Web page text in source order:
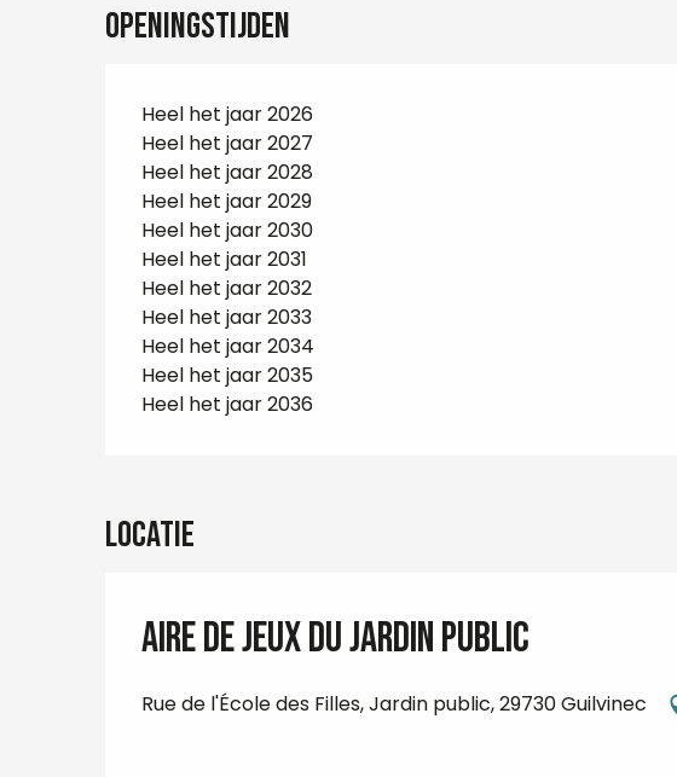
Openingstijden
Heel het jaar 2026
Heel het jaar 2027
Heel het jaar 2028
Heel het jaar 2029
Heel het jaar 2030
Heel het jaar 2031
Heel het jaar 2032
Heel het jaar 2033
Heel het jaar 2034
Heel het jaar 2035
Heel het jaar 2036
Locatie
Aire de jeux du Jardin public
Rue de l'École des Filles, Jardin public, 29730 Guilvinec